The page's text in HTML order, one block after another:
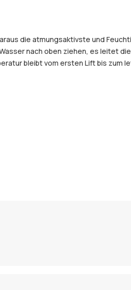
die atmungsaktivste und
nach oben ziehen, es leitet
bleibt vom ersten Lift bis zum